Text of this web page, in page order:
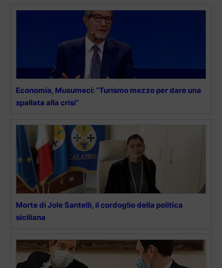
Economia, Musumeci: “Turismo mezzo per dare una
spallata alla crisi”
Morte di Jole Santelli, il cordoglio della politica
siciliana